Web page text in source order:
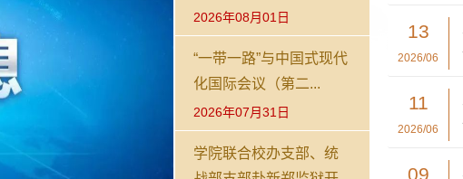
2026年08月01日
“一带一路”与中国式现代
化国际会议（第二...
2026年07月31日
学院联合校办支部、统
战部支部赴新郑监狱开...
13
11
09